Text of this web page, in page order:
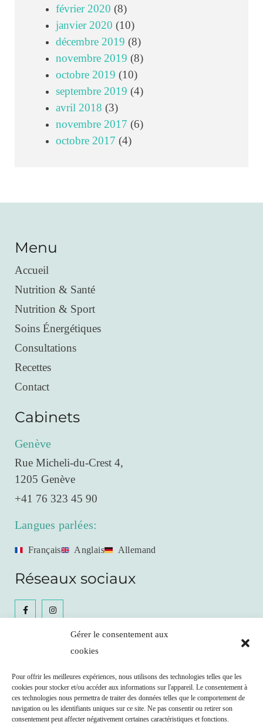
Gérer le consentement aux
cookies
Pour offrir les meilleures expériences, nous utilisons des technologies telles que les
cookies pour stocker et/ou accéder aux informations sur l'appareil. Le consentement à
ces technologies nous permettra de traiter des données telles que le comportement de
navigation ou les identifiants uniques sur ce site. Ne pas consentir ou retirer son
consentement peut affecter négativement certaines caractéristiques et fonctions.
février 2020 (8)
janvier 2020 (10)
décembre 2019 (8)
novembre 2019 (8)
octobre 2019 (10)
septembre 2019 (4)
avril 2018 (3)
novembre 2017 (6)
octobre 2017 (4)
Menu
Accueil
Nutrition & Santé
Nutrition & Sport
Soins Énergétiques
Consultations
Recettes
Contact
Cabinets
Genève
Rue Micheli-du-Crest 4,
1205 Genève
+41 76 323 45 90
Langues parlées:
Français Anglais Allemand
Réseaux sociaux
Prendre RDV